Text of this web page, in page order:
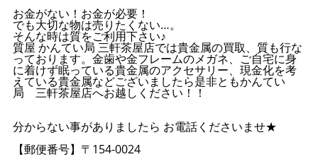
お金がない！お金が必要！
でも大切な物は売りたくない…。
そんな時は質をご利用下さい♪
質屋 かんてい局 三軒茶屋店では貴金属の買取、質も行な
っております。金歯や金フレームのメガネ、ご自宅に身
に着けず眠っている貴金属のアクセサリー、現金化を考
えている貴金属などございましたら是非ともかんてい
局 三軒茶屋店へお越しください！！
分からない事がありましたら お電話くださいませ★
【郵便番号】〒154-0024